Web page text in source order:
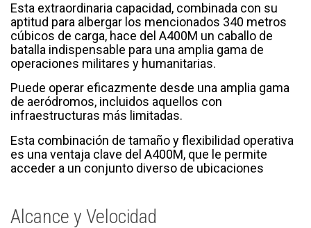
Esta extraordinaria capacidad, combinada con su
aptitud para albergar los mencionados 340 metros
cúbicos de carga, hace del A400M un caballo de
batalla indispensable para una amplia gama de
operaciones militares y humanitarias.
Puede operar eficazmente desde una amplia gama
de aeródromos, incluidos aquellos con
infraestructuras más limitadas.
Esta combinación de tamaño y flexibilidad operativa
es una ventaja clave del A400M, que le permite
acceder a un conjunto diverso de ubicaciones
Alcance y Velocidad